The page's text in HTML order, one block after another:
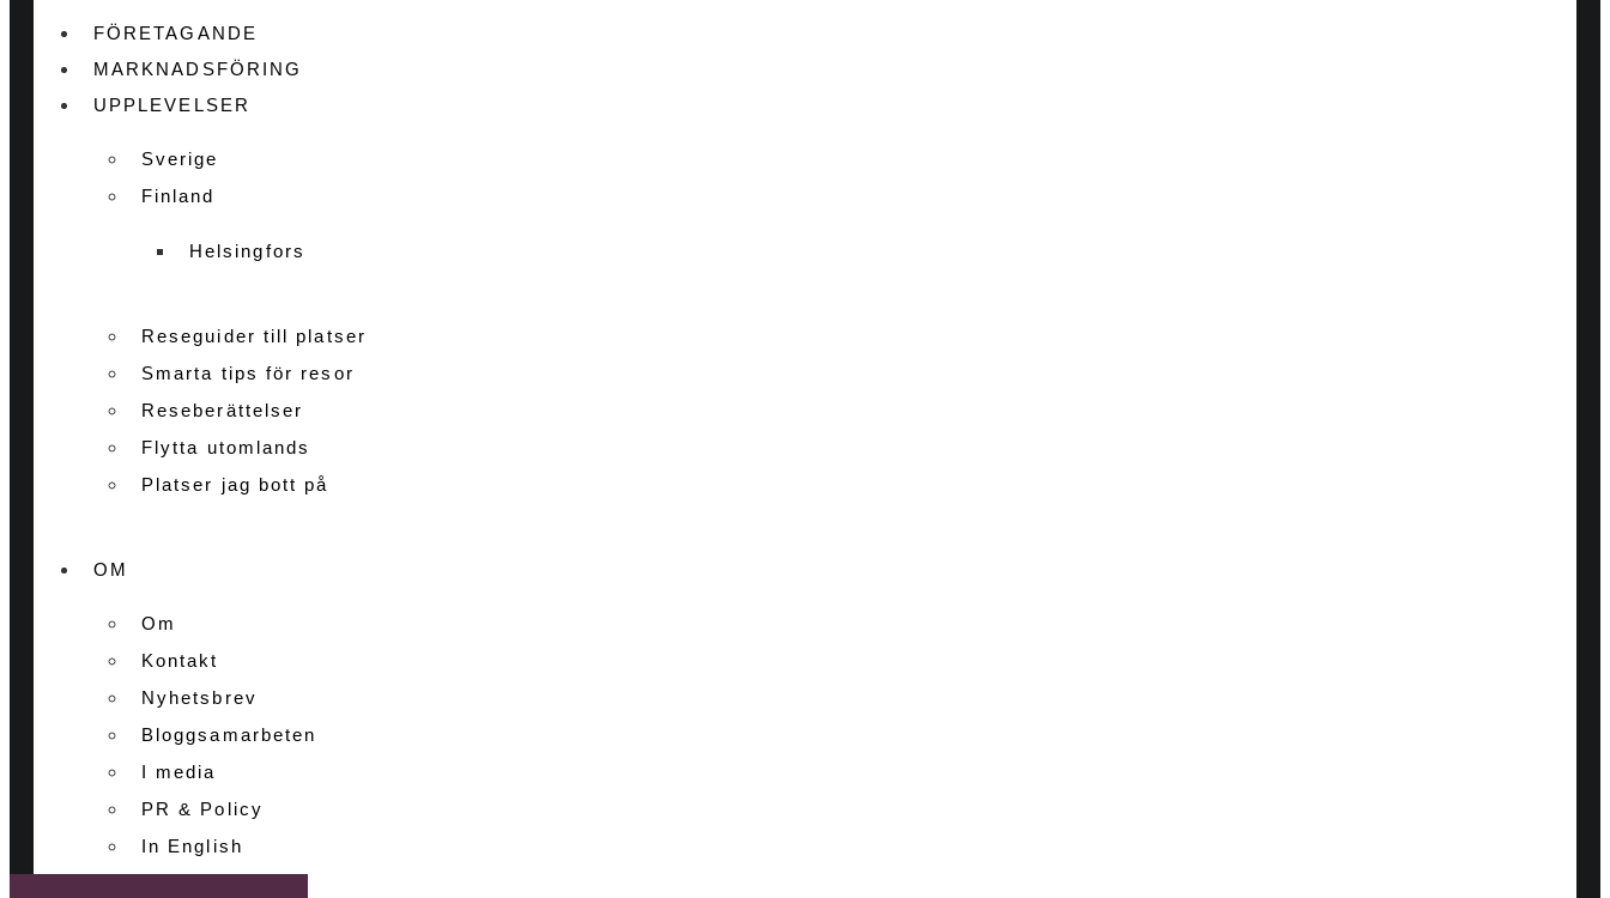
FÖRETAGANDE
MARKNADSFÖRING
UPPLEVELSER
Sverige
Finland
Helsingfors
Reseguider till platser
Smarta tips för resor
Reseberättelser
Flytta utomlands
Platser jag bott på
OM
Om
Kontakt
Nyhetsbrev
Bloggsamarbeten
I media
PR & Policy
In English